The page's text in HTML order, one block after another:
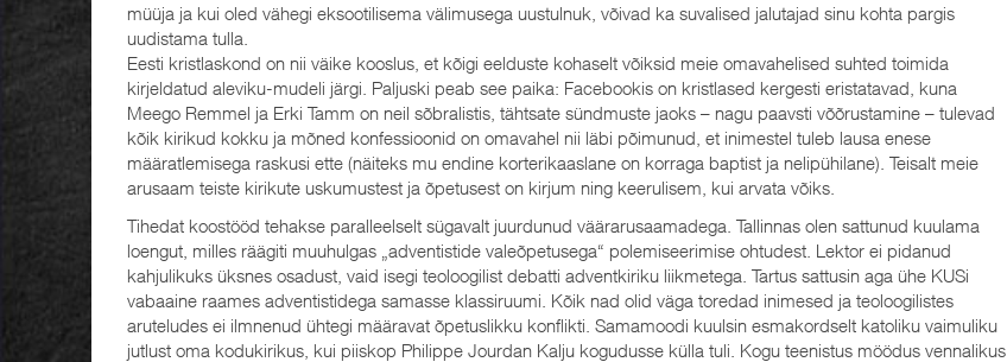
müüja ja kui oled vähegi eksootilisema välimusega uustulnuk, võivad ka suvalised jalutajad sinu kohta pargis
uudistama tulla.
Eesti kristlaskond on nii väike kooslus, et kõigi eelduste kohaselt võiksid meie omavahelised suhted toimida
kirjeldatud aleviku-mudeli järgi. Paljuski peab see paika: Facebookis on kristlased kergesti eristatavad, kuna
Meego Remmel ja Erki Tamm on neil sõbralistis, tähtsate sündmuste jaoks – nagu paavsti võõrustamine – tulevad
kõik kirikud kokku ja mõned konfessioonid on omavahel nii läbi põimunud, et inimestel tuleb lausa enese
määratlemisega raskusi ette (näiteks mu endine korterikaaslane on korraga baptist ja nelipühilane). Teisalt meie
arusaam teiste kirikute uskumustest ja õpetusest on kirjum ning keerulisem, kui arvata võiks.
Tihedat koostööd tehakse paralleelselt sügavalt juurdunud väärarusaamadega. Tallinnas olen sattunud kuulama
loengut, milles räägiti muuhulgas „adventistide valeõpetusega“ polemiseerimise ohtudest. Lektor ei pidanud
kahjulikuks üksnes osadust, vaid isegi teoloogilist debatti adventkiriku liikmetega. Tartus sattusin aga ühe KUSi
vabaaine raames adventistidega samasse klassiruumi. Kõik nad olid väga toredad inimesed ja teoloogilistes
aruteludes ei ilmnenud ühtegi määravat õpetuslikku konflikti. Samamoodi kuulsin esmakordselt katoliku vaimuliku
jutlust oma kodukirikus, kui piiskop Philippe Jourdan Kalju kogudusse külla tuli. Kogu teenistus möödus vennalikus